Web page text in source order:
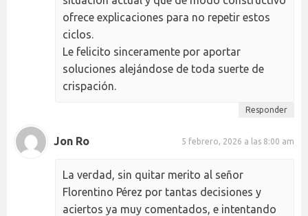
ofrece explicaciones para no repetir estos
ciclos.
Le felicito sinceramente por aportar
soluciones alejándose de toda suerte de
crispación.
Responder
Jon Ro 5 febrero, 2026 a las 8:00 am
La verdad, sin quitar merito al señor
Florentino Pérez por tantas decisiones y
aciertos ya muy comentados, e intentando